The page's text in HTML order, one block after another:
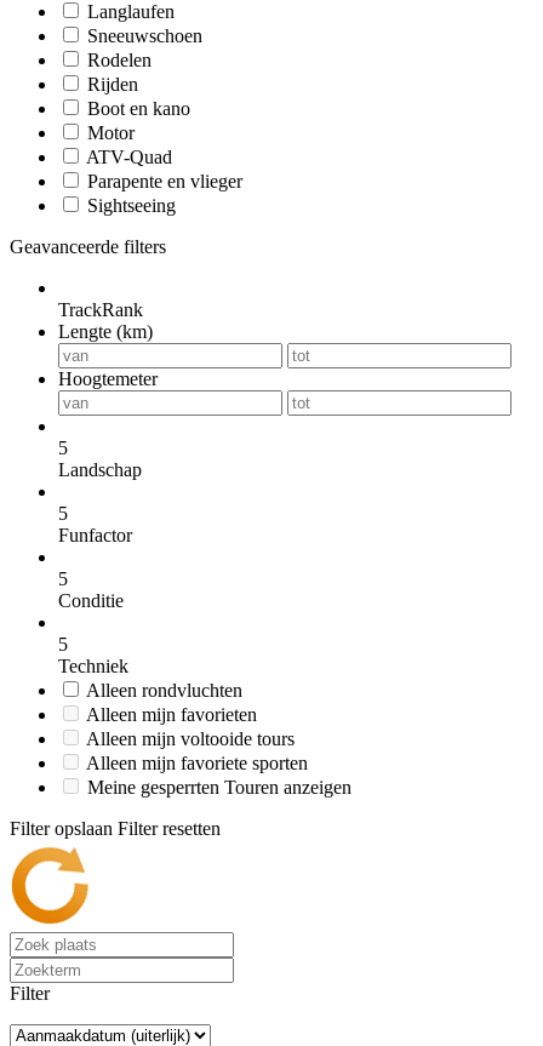
Langlaufen
Sneeuwschoen
Rodelen
Rijden
Boot en kano
Motor
ATV-Quad
Parapente en vlieger
Sightseeing
Geavanceerde filters
TrackRank
Lengte (km)
Hoogtemeter
5
Landschap
5
Funfactor
5
Conditie
5
Techniek
Alleen rondvluchten
Alleen mijn favorieten
Alleen mijn voltooide tours
Alleen mijn favoriete sporten
Meine gesperrten Touren anzeigen
Filter opslaan Filter resetten
Filter